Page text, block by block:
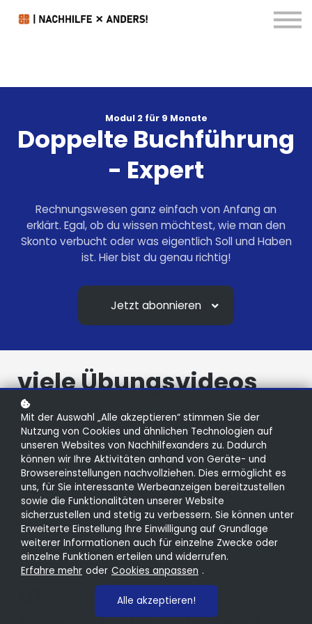
Kontakt & FAQ
Anmelden
Modul 2 für 9 Monate
Doppelte Buchführung
- Expert
Rechnungswesen ganz einfach von Anfang an
erklärt. Egal, ob du wissen möchtest, wie man den
Skonto verbucht oder was eigentlich Soll und Haben
ist. Hier bist du genau richtig!
Jetzt abonnieren
viele Übungsvideos
Chatte uns, wenn du
Fragen hast
Mit der Auswahl „Alle akzeptieren“ stimmen Sie der
Nutzung von Cookies und ähnlichen Technologien auf
unseren Websites von Nachhilfexanders zu. Dadurch
können wir Ihre Aktivitäten anhand von Geräte- und
Browsereinstellungen nachvollziehen. Dies ermöglicht es
uns, für Sie interessante Werbeanzeigen bereitzustellen
sowie die Funktionalitäten unserer Website
sicherzustellen und stetig zu verbessern. Sie können unter
Erweiterte Einstellung Ihre Einwilligung auf Grundlage
weiterer Informationen auch für einzelne Zwecke oder
einzelne Funktionen erteilen und widerrufen.
Erfahre mehr oder Cookies anpassen .
Alle akzeptieren!